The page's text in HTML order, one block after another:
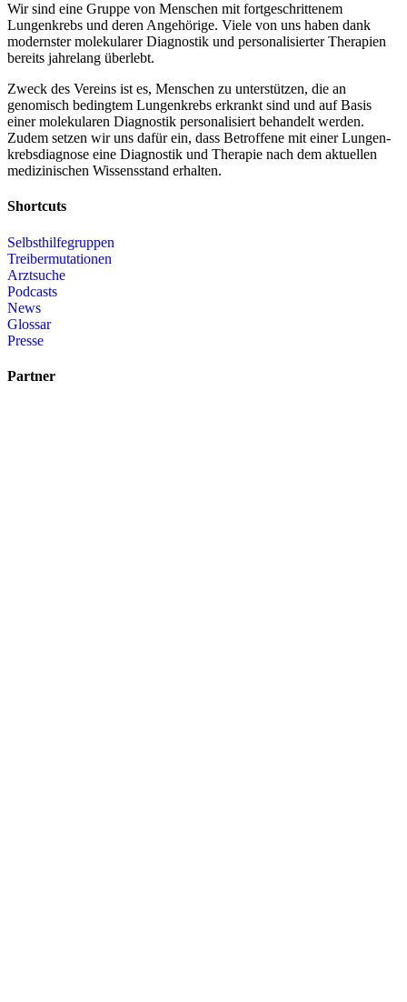
Wir sind eine Gruppe von Menschen mit fort­geschrittenem
Lungenkrebs und deren Angehörige. Viele von uns haben dank
modernster molekularer Diagnostik und personalisierter Therapien
bereits jahrelang überlebt.
Zweck des Vereins ist es, Menschen zu unterstützen, die an
genomisch bedingtem Lungenkrebs erkrankt sind und auf Basis
einer molekularen Diagnostik personalisiert behandelt werden.
Zudem setzen wir uns dafür ein, dass Betroffene mit einer Lungen­
krebsdiagnose eine Diagnostik und Therapie nach dem aktuellen
medizinischen Wissensstand erhalten.
Shortcuts
Selbsthilfegruppen
Treibermutationen
Arztsuche
Podcasts
News
Glossar
Presse
Partner